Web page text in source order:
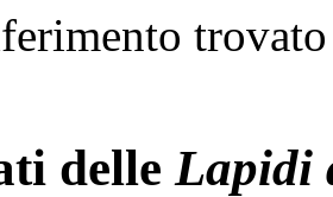
trovato
delle Lapidi